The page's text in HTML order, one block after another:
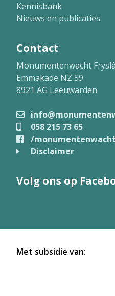
Kennisbank
Nieuws en publicaties
Contact
Monumentenwacht
Emmakade NZ 59
8921 AG Leeuwarden
058 215 73 65
/
Disclaimer
Volg ons op
Met subsidie van: